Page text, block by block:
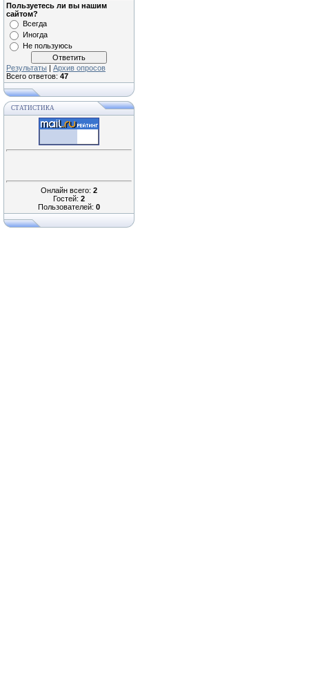
Пользуетесь ли вы нашим
сайтом?
Всегда
Иногда
Не пользуюсь
Результаты | Архив опросов
Всего ответов: 47
СТАТИСТИКА
Онлайн всего: 2
Гостей: 2
Пользователей: 0